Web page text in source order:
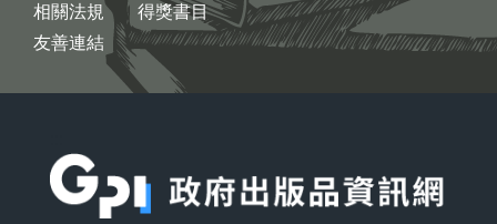
相關法規
友善連結
得獎書目